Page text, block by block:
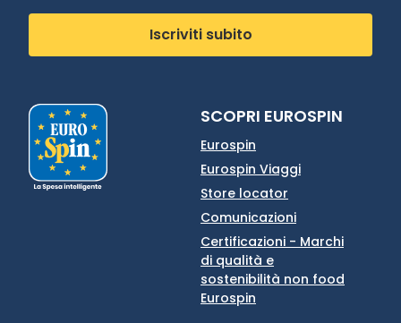
Iscriviti subito
SCOPRI EUROSPIN
Eurospin
Eurospin Viaggi
Store locator
Comunicazioni
Certificazioni - Marchi
di qualità e
sostenibilità non food
Eurospin